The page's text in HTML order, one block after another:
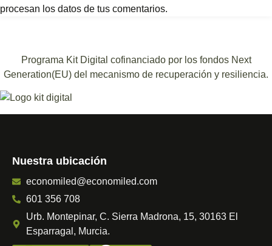
procesan los datos de tus comentarios.
Programa Kit Digital cofinanciado por los fondos Next
Generation(EU) del mecanismo de recuperación y resiliencia.
Nuestra ubicación
economiled@economiled.com
601 356 708
Urb. Montepinar, C. Sierra Madrona, 15, 30163 El
Esparragal, Murcia.